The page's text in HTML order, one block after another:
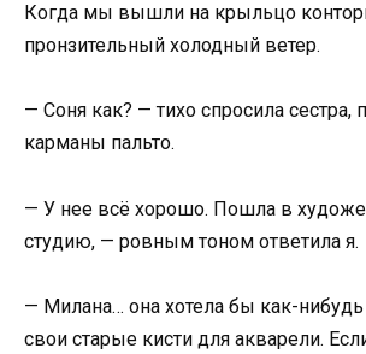
Когда мы вышли на крыльцо
пронзительный холодный ветер.
— Соня как? — тихо спросила сестра,
карманы пальто.
— У нее всё хорошо. Пошла в
студию, — ровным тоном ответила я.
— Милана… она хотела бы как-
свои старые кисти для акварели.